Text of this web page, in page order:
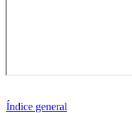
Índice general